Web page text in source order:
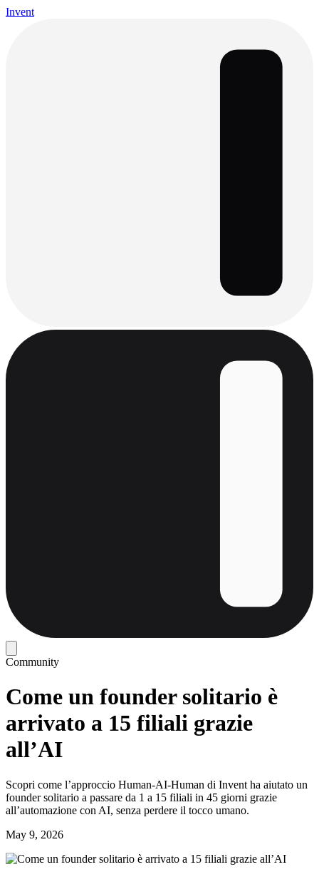
Invent
Community
Come un founder solitario è
arrivato a 15 filiali grazie
all’AI
Scopri come l’approccio Human‑AI‑Human di Invent ha aiutato un
founder solitario a passare da 1 a 15 filiali in 45 giorni grazie
all’automazione con AI, senza perdere il tocco umano.
May 9, 2026